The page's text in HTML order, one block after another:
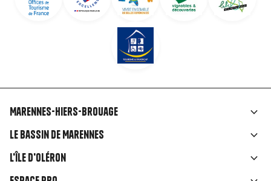
Liens
rubriques
Marennes-Hiers-Brouage
Le Bassin de Marennes
L'île d'Oléron